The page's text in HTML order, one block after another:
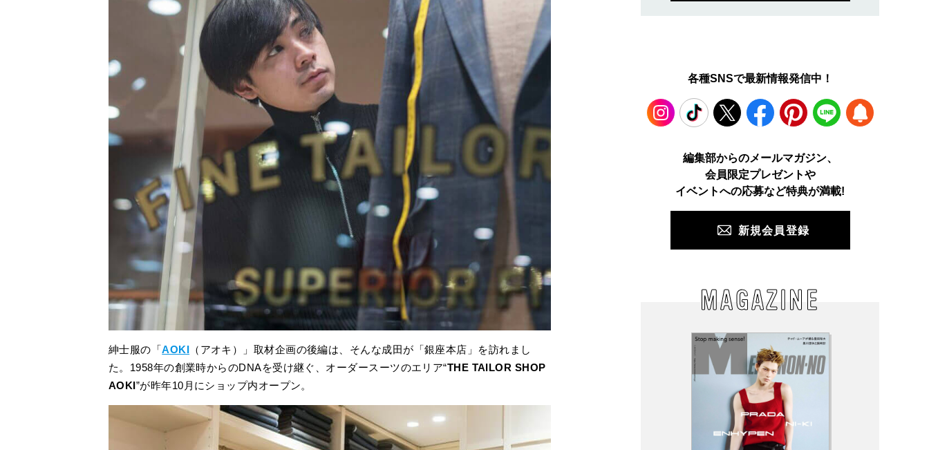
紳士服の「AOKI （アオキ）」取材企画の後編は、そんな成田が「銀座本店」を訪れまし
た。1958年の創業時からのDNAを受け継ぐ、オーダースーツのエリア“THE TAILOR SHOP
AOKI”が昨年10月にショップ内オープン。
各種SNSで最新情報発信中！
TikTok Facebook Pinterest LINE
編集部からのメールマガジン、
会員限定プレゼントや
イベントへの応募など特典が満載!
新規会員登録
MAGAZINE